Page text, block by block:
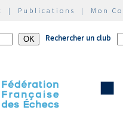
| Publications | Mon
Rechercher un club